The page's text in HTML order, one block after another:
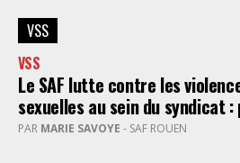
VSS
VSS
Le SAF lutte contre les violences sexistes et
sexuelles au sein du syndicat :
PAR MARIE SAVOYE - SAF ROUEN